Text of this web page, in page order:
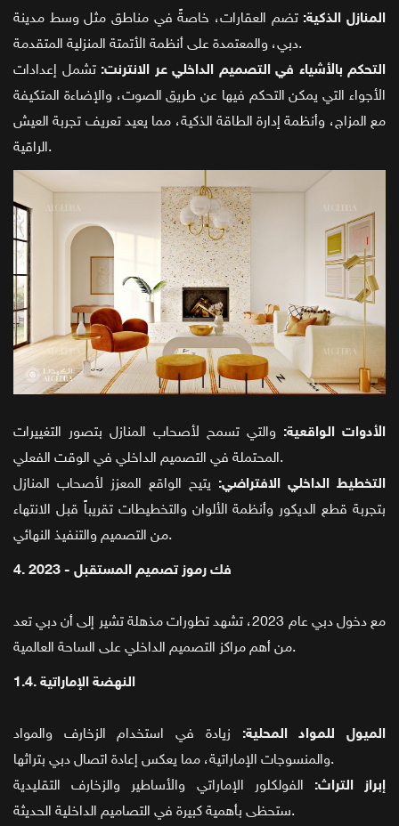
المنازل الذكية: تضم العقارات، خاصةً في مناطق مثل وسط مدينة
دبي، والمعتمدة على أنظمة الأتمتة المنزلية المتقدمة.
التحكم بالأشياء في التصميم الداخلي عر الانترنت: تشمل إعدادات
الأجواء التي يمكن التحكم فيها عن طريق الصوت، والإضاءة المتكيفة
مع المزاج، وأنظمة إدارة الطاقة الذكية، مما يعيد تعريف تجربة العيش
الراقية.
الأدوات الواقعية: والتي تسمح لأصحاب المنازل بتصور التغييرات
المحتملة في التصميم الداخلي في الوقت الفعلي.
التخطيط الداخلي الافتراضي: يتيح الواقع المعزز لأصحاب المنازل
بتجربة قطع الديكور وأنظمة الألوان والتخطيطات تقريباً قبل الانتهاء
من التصميم والتنفيذ النهائي.
4. 2023 - فك رموز تصميم المستقبل
مع دخول دبي عام 2023، تشهد تطورات مذهلة تشير إلى أن دبي تعد
من أهم مراكز التصميم الداخلي على الساحة العالمية.
1.4. النهضة الإماراتية
الميول للمواد المحلية: زيادة في استخدام الزخارف والمواد
والمنسوجات الإماراتية، مما يعكس إعادة اتصال دبي بتراثها.
إبراز التراث: الفولكلور الإماراتي والأساطير والزخارف التقليدية
ستحظى بأهمية كبيرة في التصاميم الداخلية الحديثة.